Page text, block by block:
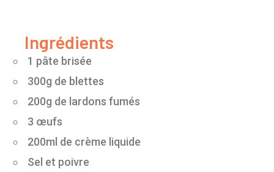
Ingrédients
1 pâte brisée
300g de blettes
200g de lardons fumés
3 œufs
200ml de crème liquide
Sel et poivre